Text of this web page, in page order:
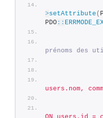
>setAttribute (
PDO ::
prénoms des
users.nom,